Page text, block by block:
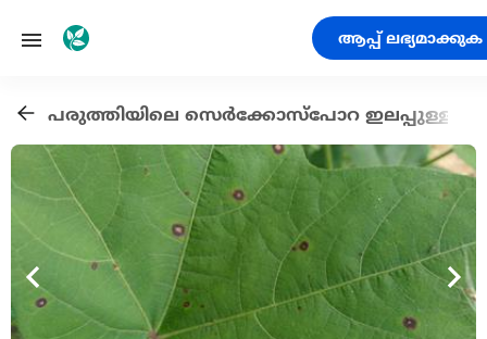
ആപ്പ് ലഭ്യമാക്കുക
പരുത്തിയിലെ സെർക്കോസ്പോറ